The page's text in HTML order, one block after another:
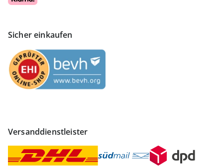
Sicher einkaufen
Versanddienstleister